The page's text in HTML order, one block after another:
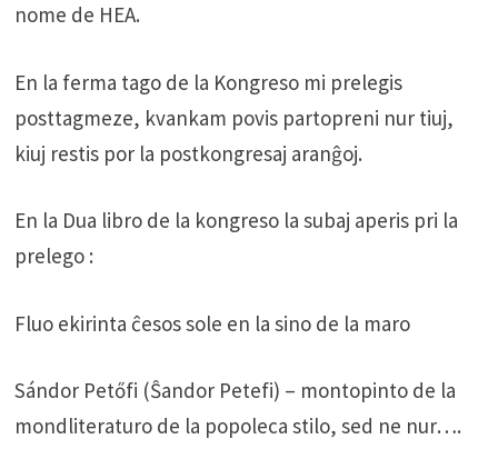
nome de HEA.
En la ferma tago de la Kongreso mi prelegis
posttagmeze, kvankam povis partopreni nur tiuj,
kiuj restis por la postkongresaj aranĝoj.
En la Dua libro de la kongreso la subaj aperis pri la
prelego :
Fluo ekirinta ĉesos sole en la sino de la maro
Sándor Petőfi (Ŝandor Petefi) – montopinto de la
mondliteraturo de la popoleca stilo, sed ne nur….